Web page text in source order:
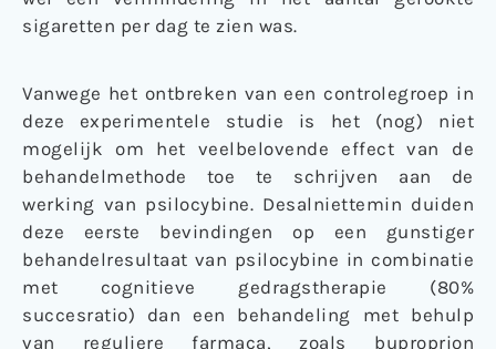
sigaretten per dag te zien was.
Vanwege het ontbreken van een controlegroep in
deze experimentele studie is het (nog) niet
mogelijk om het veelbelovende effect van de
behandelmethode toe te schrijven aan de
werking van psilocybine. Desalniettemin duiden
deze eerste bevindingen op een gunstiger
behandelresultaat van psilocybine in combinatie
met cognitieve gedragstherapie (80%
succesratio) dan een behandeling met behulp
van reguliere farmaca, zoals buproprion